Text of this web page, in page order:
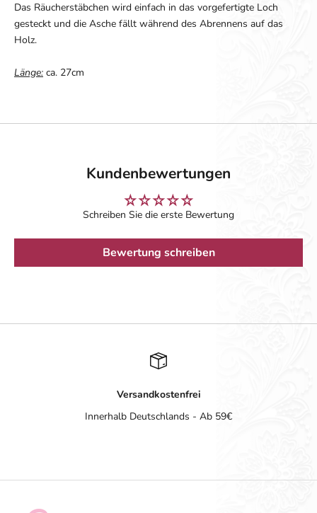
Das Räucherstäbchen wird einfach in das vorgefertigte Loch
gesteckt und die Asche fällt während des Abrennens auf das
Holz.
Länge: ca. 27cm
Kundenbewertungen
Schreiben Sie die erste Bewertung
Bewertung schreiben
Versandkostenfrei
Innerhalb Deutschlands - Ab 59€